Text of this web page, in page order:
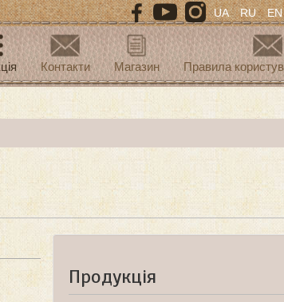
UA RU EN
Контакти Магазин Правила
Продукція